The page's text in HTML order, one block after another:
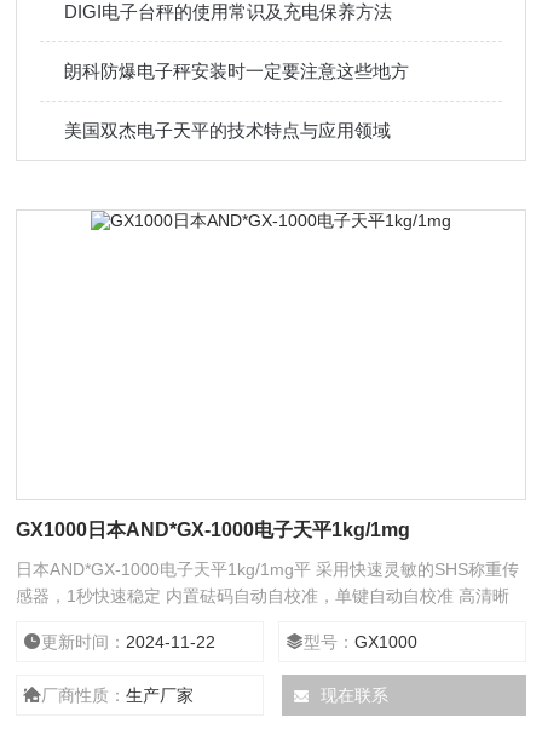
DIGI电子台秤的使用常识及充电保养方法
朗科防爆电子秤安装时一定要注意这些地方
美国双杰电子天平的技术特点与应用领域
GX1000日本AND*GX-1000电子天平1kg/1mg
日本AND*GX-1000电子天平1kg/1mg平 采用快速灵敏的SHS称重传
感器，1秒快速稳定 内置砝码自动自校准，单键自动自校准 高清晰
更新时间： 2024-11-22 型号：GX1000
厂商性质：生产厂家 现在联系